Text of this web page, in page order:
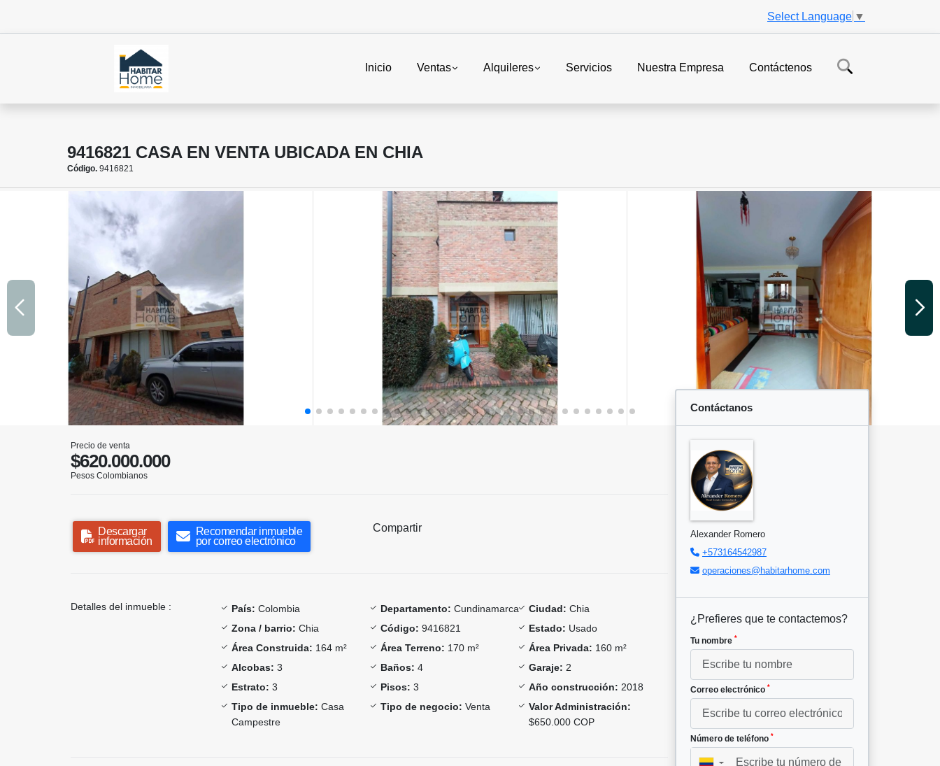
Select Language ▼
Inicio Ventas Alquileres Servicios Nuestra Empresa Contáctenos
9416821 CASA EN VENTA UBICADA EN CHIA
Código. 9416821
Precio de venta
$620.000.000
Pesos Colombianos
Descargar
información
Recomendar inmueble
por correo electrónico
Compartir
Detalles del inmueble : País: Colombia Departamento: Cundinamarca Ciudad: Chia
Zona / barrio: Chia Código: 9416821 Estado: Usado
Área Construida: 164 m² Área Terreno: 170 m² Área Privada: 160 m²
Alcobas: 3 Baños: 4 Garaje: 2
Estrato: 3 Pisos: 3 Año construcción: 2018
Tipo de inmueble: Casa
Campestre
Tipo de negocio: Venta
Valor Administración:
$650.000 COP
Contáctanos
Alexander Romero
+573164542987
operaciones@habitarhome.com
¿Prefieres que te contactemos?
Tu nombre *
Correo electrónico *
Número de teléfono *
▼